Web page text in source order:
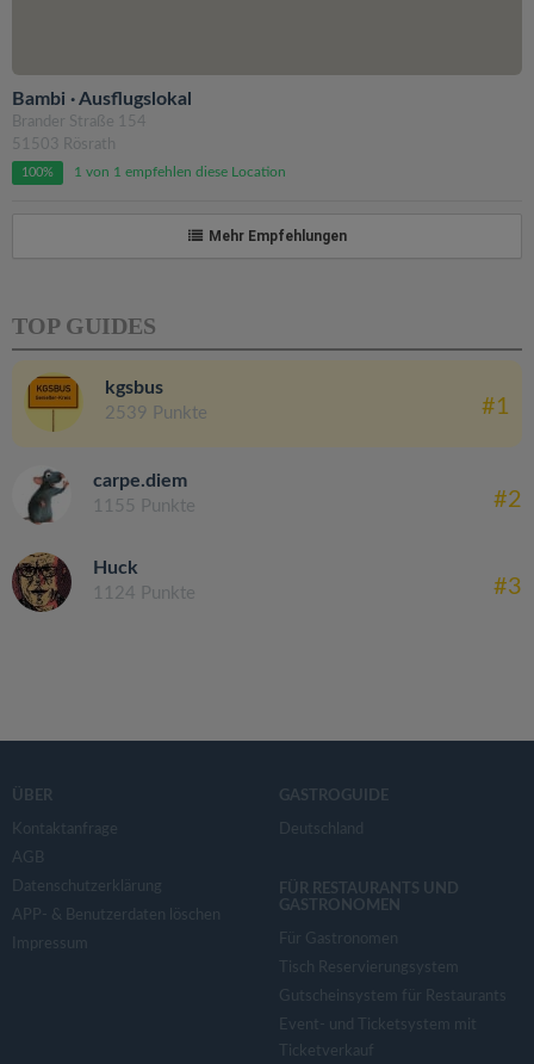
Bambi · Ausflugslokal
Brander Straße 154
51503 Rösrath
100% 1 von 1 empfehlen diese Location
Mehr Empfehlungen
TOP GUIDES
kgsbus
2539 Punkte #1
carpe.diem
1155 Punkte #2
Huck
1124 Punkte #3
ÜBER
Kontaktanfrage
AGB
Datenschutzerklärung
APP- & Benutzerdaten löschen
Impressum
GASTROGUIDE
Deutschland
FÜR RESTAURANTS UND
GASTRONOMEN
Für Gastronomen
Tisch Reservierungsystem
Gutscheinsystem für Restaurants
Event- und Ticketsystem mit
Ticketverkauf